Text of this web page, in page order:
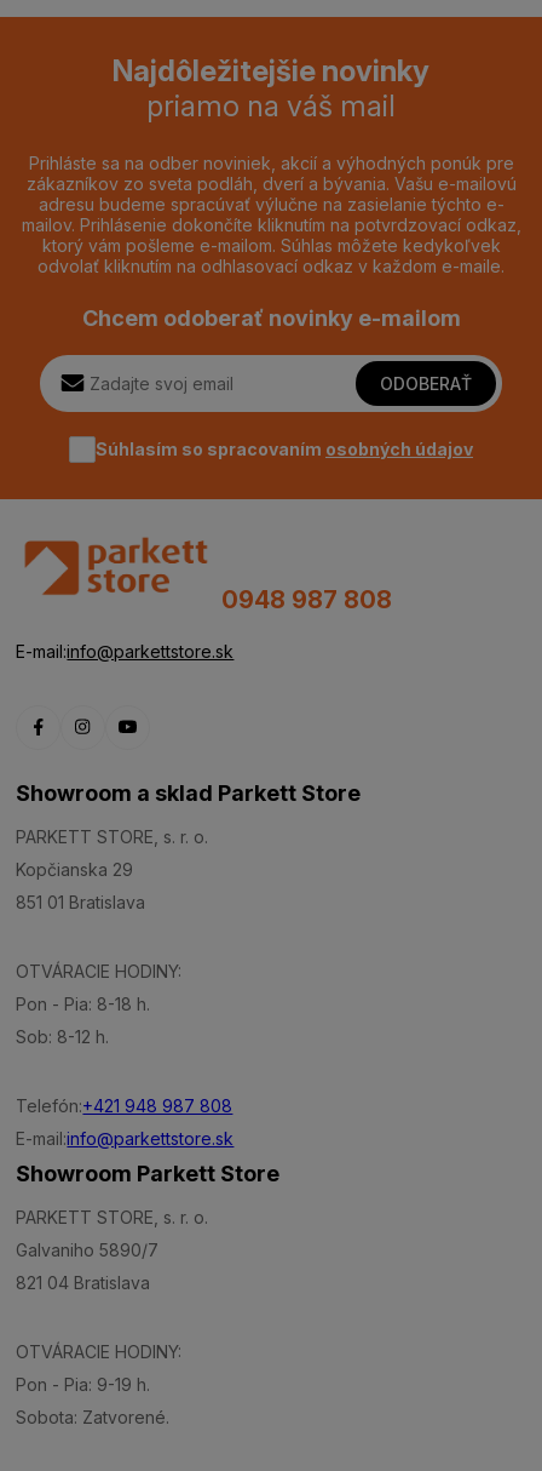
Najdôležitejšie novinky
priamo na váš mail
Prihláste sa na odber noviniek, akcií a výhodných ponúk pre
zákazníkov zo sveta podláh, dverí a bývania. Vašu e-mailovú
adresu budeme spracúvať výlučne na zasielanie týchto e-
mailov. Prihlásenie dokončíte kliknutím na potvrdzovací odkaz,
ktorý vám pošleme e-mailom. Súhlas môžete kedykoľvek
odvolať kliknutím na odhlasovací odkaz v každom e-maile.
Chcem odoberať novinky e-mailom
ODOBERAŤ
Súhlasím so spracovaním osobných údajov
0948 987 808
E-mail:info@parkettstore.sk
Showroom a sklad Parkett Store
PARKETT STORE, s. r. o.
Kopčianska 29
851 01 Bratislava
OTVÁRACIE HODINY:
Pon - Pia: 8-18 h.
Sob: 8-12 h.
Telefón:+421 948 987 808
E-mail:info@parkettstore.sk
Showroom Parkett Store
PARKETT STORE, s. r. o.
Galvaniho 5890/7
821 04 Bratislava
OTVÁRACIE HODINY:
Pon - Pia: 9-19 h.
Sobota: Zatvorené.